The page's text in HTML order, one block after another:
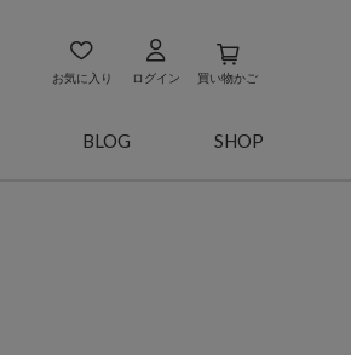
お気に入り ログイン 買い物かご
BLOG SHOP